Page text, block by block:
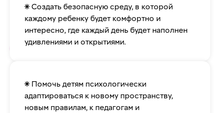
✴️ Создать безопасную среду, в которой
каждому ребенку будет комфортно и
интересно, где каждый день будет наполнен
удивлениями и открытиями.
✴️ Помочь детям психологически
адаптироваться к новому пространству,
новым правилам, к педагогам и